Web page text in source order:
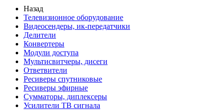
Назад
Телевизионное оборудование
Видеосендеры, ик-передатчики
Делители
Конвертеры
Модули доступа
Мультисвитчеры, дисеги
Ответвители
Ресиверы спутниковые
Ресиверы эфирные
Сумматоры, диплексеры
Усилители ТВ сигнала